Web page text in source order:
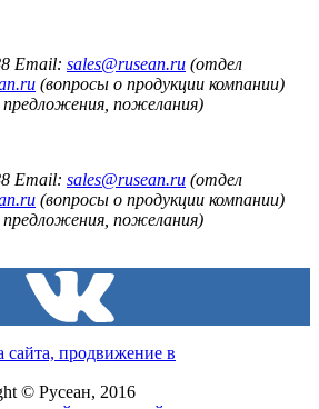
Email: sales@rusean.ru (отдел
(вопросы о продукции компании)
пожелания)
Email: sales@rusean.ru (отдел
(вопросы о продукции компании)
пожелания)
продвижение в
© Русеан, 2016